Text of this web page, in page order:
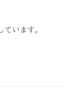
います。